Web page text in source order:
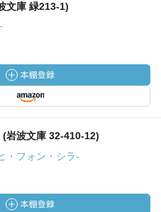
文庫 緑213-1)
岩波文庫 32-410-12)
・フォン・シラ-